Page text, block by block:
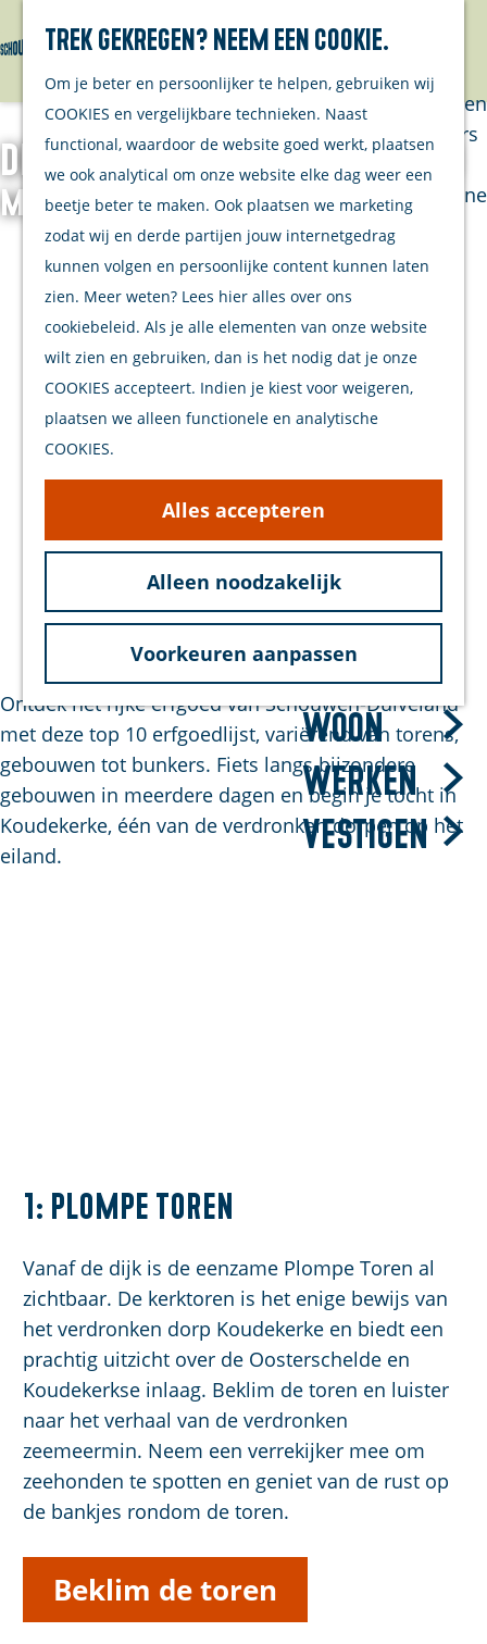
Trek gekregen? Neem een cookie.
Om je beter en persoonlijker te helpen, gebruiken wij
COOKIES en vergelijkbare technieken. Naast
functional, waardoor de website goed werkt, plaatsen
we ook analytical om onze website elke dag weer een
beetje beter te maken. Ook plaatsen we marketing
zodat wij en derde partijen jouw internetgedrag
kunnen volgen en persoonlijke content kunnen laten
zien. Meer weten? Lees hier alles over ons
cookiebeleid. Als je alle elementen van onze website
wilt zien en gebruiken, dan is het nodig dat je onze
COOKIES accepteert. Indien je kiest voor weigeren,
plaatsen we alleen functionele en analytische
COOKIES.
Alles accepteren
Alleen noodzakelijk
Voorkeuren aanpassen
a
a
r
Van eilanders
streekproducenten
Van ondernemers
Verhalen
Inwonersmagazine
Tips om te doen
op Schouwen-
Plan je bezoek
Welkom
Op de kaart
Samen met je
hond
Bereikbaarheid
Duurzaam
Bezoek
Woon
Werken
Vestigen
Deze 10 bezienswaardigheden
moet je gezien hebben
Ontdek verborgen schatten op
Schouwen-Duiveland
Ontdek het rijke erfgoed van Schouwen-Duiveland
met deze top 10 erfgoedlijst, variërend van torens,
gebouwen tot bunkers. Fiets langs bijzondere
gebouwen in meerdere dagen en begin je tocht in
Koudekerke, één van de verdronken dorpen op het
eiland.
1: Plompe Toren
Vanaf de dijk is de eenzame Plompe Toren al
zichtbaar. De kerktoren is het enige bewijs van
het verdronken dorp Koudekerke en biedt een
prachtig uitzicht over de Oosterschelde en
Koudekerkse inlaag. Beklim de toren en luister
naar het verhaal van de verdronken
zeemeermin. Neem een verrekijker mee om
zeehonden te spotten en geniet van de rust op
de bankjes rondom de toren.
Beklim de toren